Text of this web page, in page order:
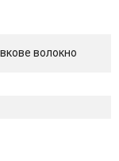
волокно